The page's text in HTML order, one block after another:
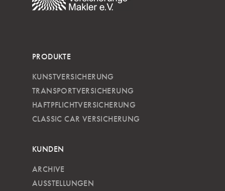
PRODUKTE
KUNSTVERSICHERUNG
TRANSPORTVERSICHERUNG
HAFTPFLICHTVERSICHERUNG
CLASSIC CAR VERSICHERUNG
KUNDEN
ARCHIVE
AUSSTELLUNGEN